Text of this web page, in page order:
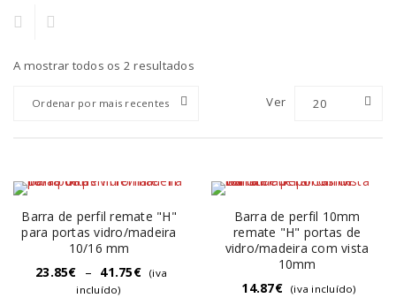
A mostrar todos os 2 resultados
Ordenar por mais recentes Ver 20
Barra de perfil remate "H"
para portas vidro/madeira
10/16 mm
23.85€ – 41.75€
(iva
incluído)
Barra de perfil 10mm
remate "H" portas de
vidro/madeira com vista
10mm
14.87€ (iva incluído)